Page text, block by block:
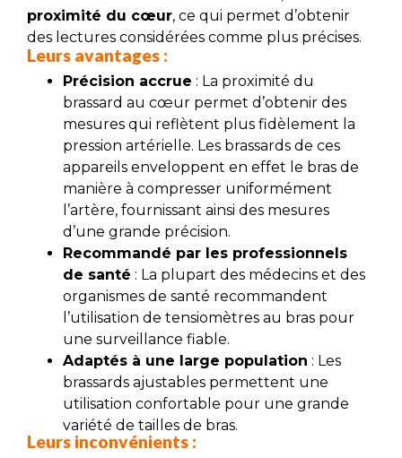
proximité du cœur, ce qui permet d’obtenir
des lectures considérées comme plus précises.
Leurs avantages :
Précision accrue : La proximité du
brassard au cœur permet d’obtenir des
mesures qui reflètent plus fidèlement la
pression artérielle. Les brassards de ces
appareils enveloppent en effet le bras de
manière à compresser uniformément
l’artère, fournissant ainsi des mesures
d’une grande précision.
Recommandé par les professionnels
de santé : La plupart des médecins et des
organismes de santé recommandent
l’utilisation de tensiomètres au bras pour
une surveillance fiable.
Adaptés à une large population : Les
brassards ajustables permettent une
utilisation confortable pour une grande
variété de tailles de bras.
Leurs inconvénients :